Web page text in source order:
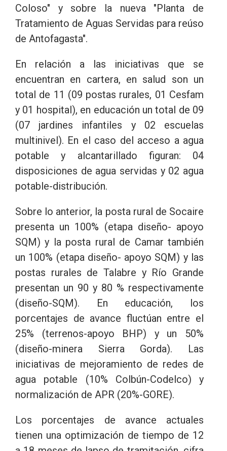
Coloso" y sobre la nueva "Planta de
Tratamiento de Aguas Servidas para reúso
de Antofagasta".
En relación a las iniciativas que se
encuentran en cartera, en salud son un
total de 11 (09 postas rurales, 01 Cesfam
y 01 hospital), en educación un total de 09
(07 jardines infantiles y 02 escuelas
multinivel). En el caso del acceso a agua
potable y alcantarillado figuran: 04
disposiciones de agua servidas y 02 agua
potable-distribución.
Sobre lo anterior, la posta rural de Socaire
presenta un 100% (etapa diseño- apoyo
SQM) y la posta rural de Camar también
un 100% (etapa diseño- apoyo SQM) y las
postas rurales de Talabre y Río Grande
presentan un 90 y 80 % respectivamente
(diseño-SQM). En educación, los
porcentajes de avance fluctúan entre el
25% (terrenos-apoyo BHP) y un 50%
(diseño-minera Sierra Gorda). Las
iniciativas de mejoramiento de redes de
agua potable (10% Colbún-Codelco) y
normalización de APR (20%-GORE).
Los porcentajes de avance actuales
tienen una optimización de tiempo de 12